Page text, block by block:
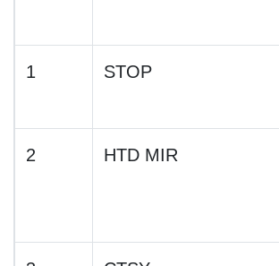
1 STOP
2 HTD MIR